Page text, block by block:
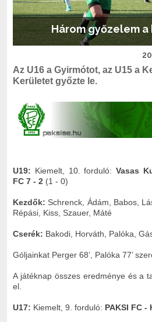
Három győzelem
Az U16 a Gyirmótot, az U15 a
Kerületet győzte le.
U19: Kiemelt, 10. forduló: Vasas
FC 7 - 2 (1 - 0)
Kezdők: Schrenck, Ádám, Babos,
Répási, Kiss, Szauer, Máté
Cserék: Bakodi, Horváth, Palóka,
Góljainkat Perger 68’, Palóka 77’
A játéknap összes eredménye és a
el.
U17: Kiemelt, 9. forduló: PAKSI FC -